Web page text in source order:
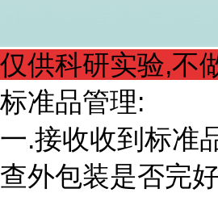
仅供科研实验,不
标准品管理:
一.接收收到标准
查外包装是否完